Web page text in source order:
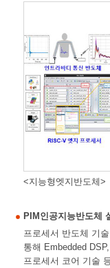
<지능형엣지반도체>
PIM인공지능반도체
프로세서 반도체 기
통해 Embedded
프로세서 코어 기술